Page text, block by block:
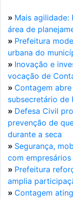
» Mais agilidade:
área de
» Prefeitura
urbana do
» Inovação e
vocação de
» Contagem
subsecretário de
» Defesa Civil
prevenção de
durante a seca
» Segurança,
com empresários
» Prefeitura
amplia
» Contagem